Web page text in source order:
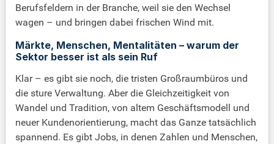
Berufsfeldern in der Branche, weil sie den Wechsel
wagen – und bringen dabei frischen Wind mit.
Märkte, Menschen, Mentalitäten – warum der
Sektor besser ist als sein Ruf
Klar – es gibt sie noch, die tristen Großraumbüros und
die sture Verwaltung. Aber die Gleichzeitigkeit von
Wandel und Tradition, von altem Geschäftsmodell und
neuer Kundenorientierung, macht das Ganze tatsächlich
spannend. Es gibt Jobs, in denen Zahlen und Menschen,